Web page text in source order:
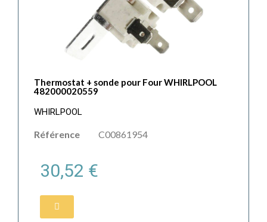
Thermostat + sonde pour Four WHIRLPOOL
482000020559
WHIRLPOOL
Référence C00861954
30,52 €